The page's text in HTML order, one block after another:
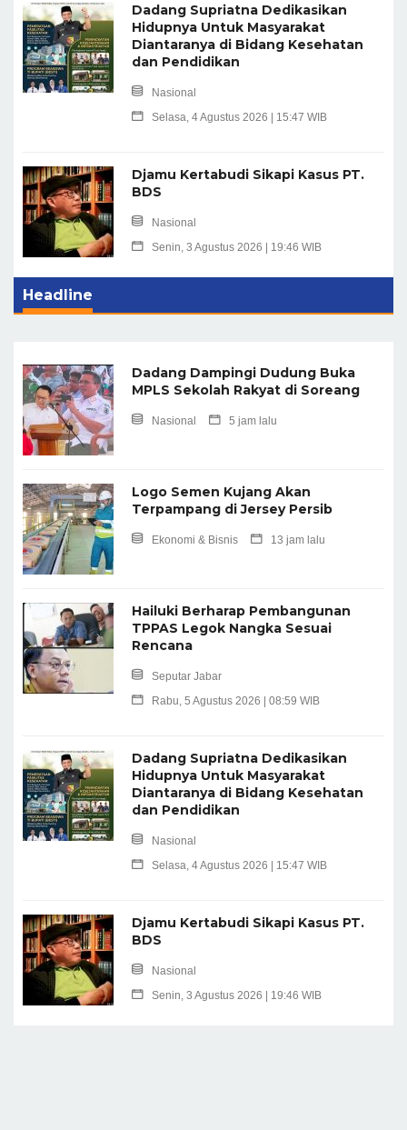
Dadang Supriatna Dedikasikan
Hidupnya Untuk Masyarakat
Diantaranya di Bidang Kesehatan
dan Pendidikan
Nasional
Selasa, 4 Agustus 2026 | 15:47 WIB
Djamu Kertabudi Sikapi Kasus PT.
BDS
Nasional
Senin, 3 Agustus 2026 | 19:46 WIB
Headline
Dadang Dampingi Dudung Buka
MPLS Sekolah Rakyat di Soreang
Nasional 5 jam lalu
Logo Semen Kujang Akan
Terpampang di Jersey Persib
Ekonomi & Bisnis 13 jam lalu
Hailuki Berharap Pembangunan
TPPAS Legok Nangka Sesuai
Rencana
Seputar Jabar
Rabu, 5 Agustus 2026 | 08:59 WIB
Dadang Supriatna Dedikasikan
Hidupnya Untuk Masyarakat
Diantaranya di Bidang Kesehatan
dan Pendidikan
Nasional
Selasa, 4 Agustus 2026 | 15:47 WIB
Djamu Kertabudi Sikapi Kasus PT.
BDS
Nasional
Senin, 3 Agustus 2026 | 19:46 WIB